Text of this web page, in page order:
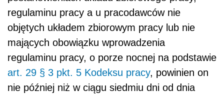
regulaminu pracy a u pracodawców nie
objętych układem zbiorowym pracy lub nie
mających obowiązku wprowadzenia
regulaminu pracy, o porze nocnej na podstawie
art. 29 § 3 pkt. 5 Kodeksu pracy, powinien on
nie później niż w ciągu siedmiu dni od dnia